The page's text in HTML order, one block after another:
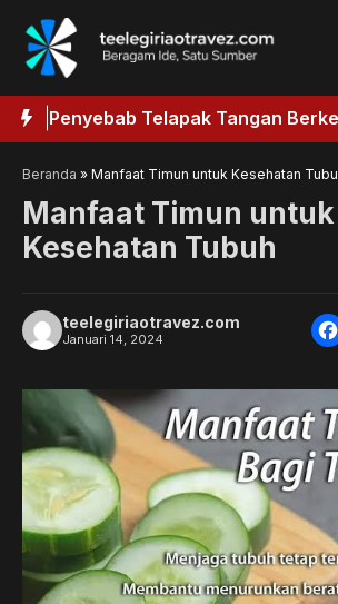
Langsung
Penyebab Telapak Tangan
Beranda » Manfaat Timun untuk Kesehatan
Manfaat Timun untuk
Kesehatan Tubuh
teelegiriaotravez.com
Januari 14, 2024
F
e
b
o
k